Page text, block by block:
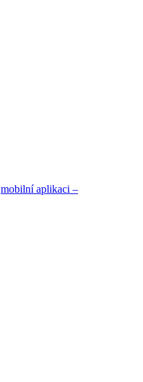
mobilní aplikaci –